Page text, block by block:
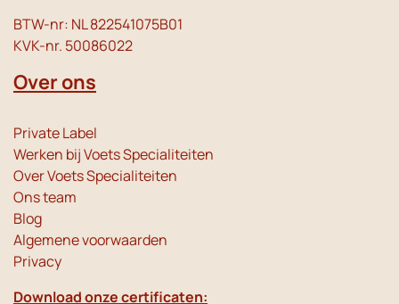
BTW-nr: NL 822541075B01
KVK-nr. 50086022
Over ons
Private Label
Werken bij Voets Specialiteiten
Over Voets Specialiteiten
Ons team
Blog
Algemene voorwaarden
Privacy
Download onze certificaten: